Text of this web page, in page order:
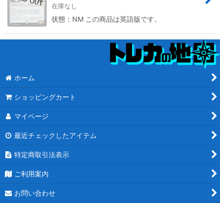
在庫なし
状態：NM この商品は英語版です。
ホーム
ショッピングカート
マイページ
最近チェックしたアイテム
特定商取引法表示
ご利用案内
お問い合わせ